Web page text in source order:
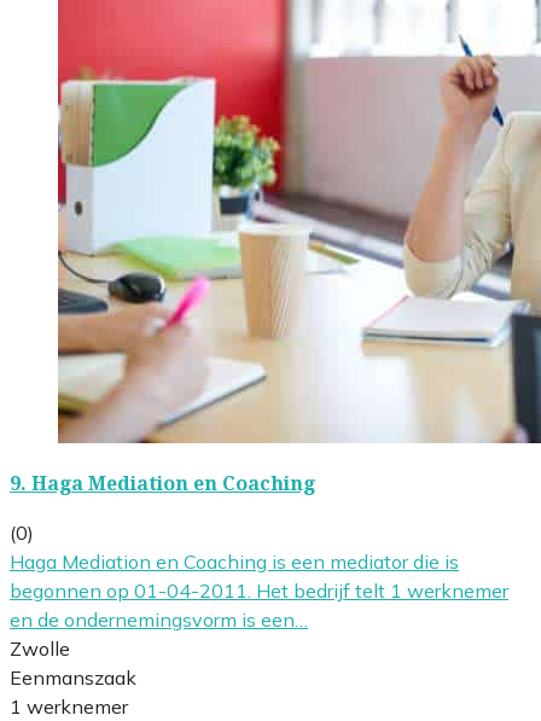
9. Haga Mediation en Coaching
(0)
Haga Mediation en Coaching is een mediator die is
begonnen op 01-04-2011. Het bedrijf telt 1 werknemer
en de ondernemingsvorm is een…
Zwolle
Eenmanszaak
1 werknemer